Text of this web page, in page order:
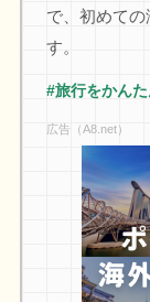
で、初めて
す。
#旅行をかん
広告（A8.net）